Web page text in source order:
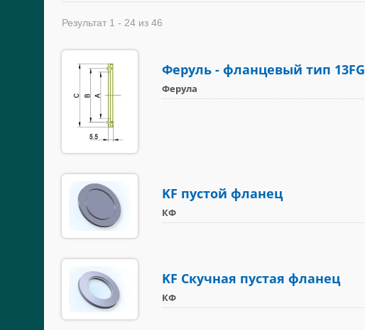
Результат 1 - 24 из 46
Феруль - фланцевый тип 13FG
Ферула
KF пустой фланец
КФ
KF Скучная пустая фланец
КФ